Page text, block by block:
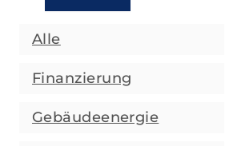
Alle
Finanzierung
Gebäudeenergie